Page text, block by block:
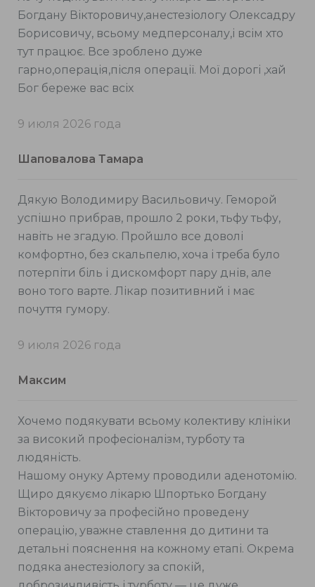
Богдану Вікторовичу,анестезіологу Олексадру
Борисовичу, всьому медперсоналу,і всім хто
тут працює. Все зроблено дуже
гарно,операція,після операції. Мої дорогі ,хай
Бог береже вас всіх
9 июля 2026 года
Шаповалова Тамара
Дякую Володимиру Васильовичу. Геморой
успішно прибрав, прошло 2 роки, тьфу тьфу,
навіть не згадую. Пройшло все доволі
комфортно, без скальпелю, хоча і треба було
потерпіти біль і дискомфорт пару днів, але
воно того варте. Лікар позитивний і має
почуття гумору.
9 июля 2026 года
Максим
Хочемо подякувати всьому колективу клініки
за високий професіоналізм, турботу та
людяність.
Нашому онуку Артему проводили аденотомію.
Щиро дякуємо лікарю Шпортько Богдану
Вікторовичу за професійно проведену
операцію, уважне ставлення до дитини та
детальні пояснення на кожному етапі. Окрема
подяка анестезіологу за спокій,